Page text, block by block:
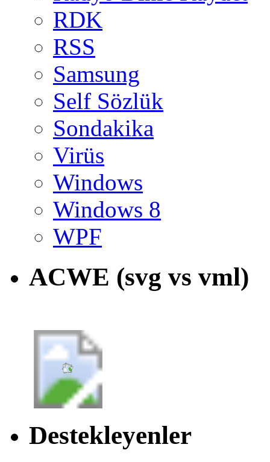
RDK
RSS
Samsung
Self Sözlük
Sondakika
Virüs
Windows
Windows 8
WPF
ACWE (svg vs vml)
Destekleyenler